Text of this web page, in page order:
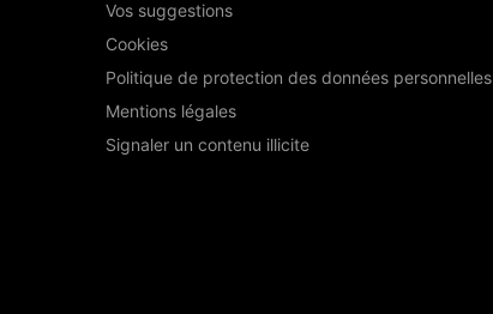
Vos suggestions
Cookies
Politique de protection des données personnelles
Mentions légales
Signaler un contenu illicite